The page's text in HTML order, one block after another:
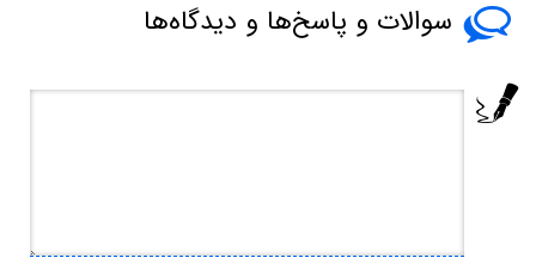
سوالات و پاسخ‌ها و دیدگاه‌ها